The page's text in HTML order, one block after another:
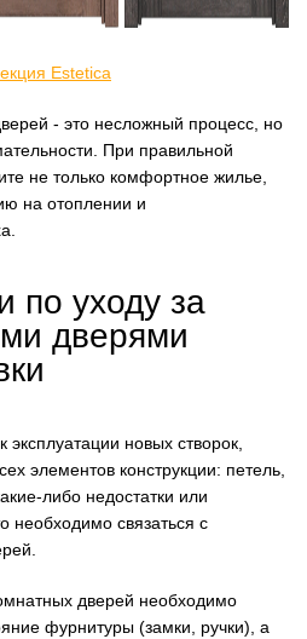
Estetica
- это несложный процесс, но
При правильной
не только комфортное жилье,
на отоплении и
по уходу за
дверями
эксплуатации новых створок,
элементов конструкции: петель,
либо недостатки или
необходимо связаться с
дверей необходимо
фурнитуры (замки, ручки), а